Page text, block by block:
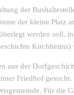
der
der kleine Platz
werden soll,
aus der
Friedhof
Für die